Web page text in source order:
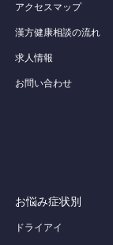
アクセスマップ
漢方健康相談の流れ
求人情報
お問い合わせ
お悩み症状別
ドライアイ